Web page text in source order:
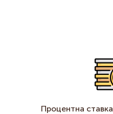
Процентна ставка